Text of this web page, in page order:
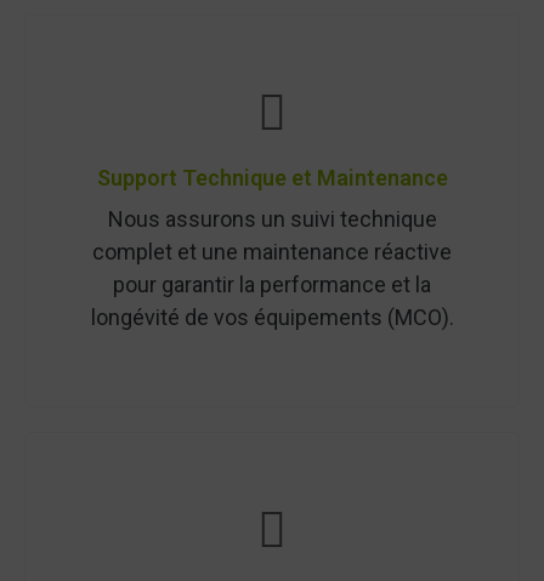
Support Technique et Maintenance
Nous assurons un suivi technique
complet et une maintenance réactive
pour garantir la performance et la
longévité de vos équipements (MCO).